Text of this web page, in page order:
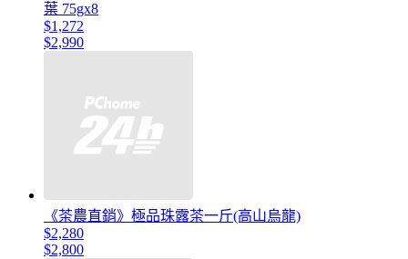
葉 75gx8
$1,272
$2,990
《茶農直銷》極品珠露茶一斤(高山烏龍)
$2,280
$2,800